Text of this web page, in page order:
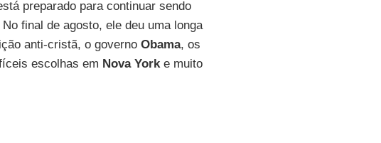
preparado para continuar sendo
final de agosto, ele deu uma longa
anti-cristã, o governo Obama, os
escolhas em Nova Yorke muito